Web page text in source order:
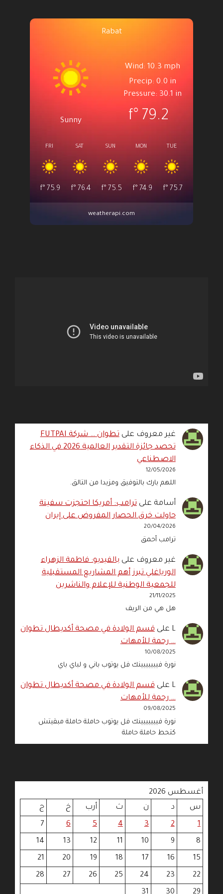
Rabat
Sunny
Wind: 10.3 mph
Precip: 0.0 in
Pressure: 30.1 in
79.2
°f
FRI
75.9
°f
SAT
76.4
°f
SUN
75.5
°f
MON
74.9
°f
TUE
75.7
°f
weatherapi.com
غير معروف على
تطوان … شركة FUTPAI
تحصد جائزة التقدير العالمية 2026 في الذكاء
الاصطناعي
12/05/2026
اللهم بارك بالتوفيق ومزيدا من التالق.
أسامة علىترامب: أمريكا احتجزت سفينة
حاولت خرق الحصار المفروض على إيران
20/04/2026
ترامب أحمق
غير معروف علىبالفيديو: فاطمة الزهراء
الورياغلي تبرز أهم المشاريع المستقبلية
للجمعية الوطنية للإعلام والناشرين
21/11/2025
هل هي من الريف
L علىقسم الولادة في مصحة أكديطال تطوان
… رحمة للأمهات
10/08/2025
نورة فييييييينك فل يوتوب باني و لباي باي
L علىقسم الولادة في مصحة أكديطال تطوان
… رحمة للأمهات
09/08/2025
نورة فييييييينك فل يوتوب حاملة حاملة مبقيتش
كتحط حاملة حاملة
أغسطس 2026
س
د ن ث أرب خ
ج
1
2
3
4
5
6
7
8
9
10
11
12
13
14
15
16
17
18
19
20
21
22
23
24
25
26
27
28
29
30
31